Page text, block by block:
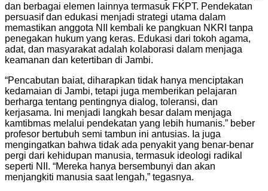
dan berbagai elemen lainnya termasuk FKPT. Pendekatan
persuasif dan edukasi menjadi strategi utama dalam
memastikan anggota NII kembali ke pangkuan NKRI tanpa
penegakan hukum yang keras. Edukasi dari tokoh agama,
adat, dan masyarakat adalah kolaborasi dalam menjaga
keamanan dan ketertiban di Jambi.
“Pencabutan baiat, diharapkan tidak hanya menciptakan
kedamaian di Jambi, tetapi juga memberikan pelajaran
berharga tentang pentingnya dialog, toleransi, dan
kerjasama. Ini menjadi langkah besar dalam menjaga
kamtibmas melalui pendekatan yang lebih humanis.” beber
profesor bertubuh semi tambun ini antusias. Ia juga
mengingatkan bahwa tidak ada penyakit yang benar-benar
pergi dari kehidupan manusia, termasuk ideologi radikal
seperti NII. “Mereka hanya bersembunyi dan akan
menjangkiti manusia saat lengah,” tegasnya.